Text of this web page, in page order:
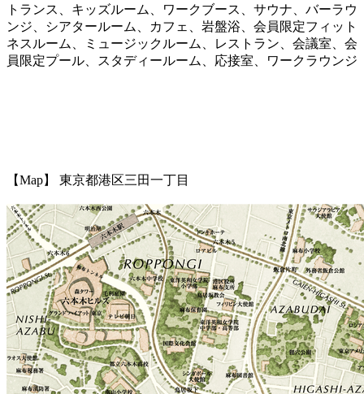
トランス、キッズルーム、ワークブース、サウナ、バーラウ
ンジ、シアタールーム、カフェ、岩盤浴、会員限定フィット
ネスルーム、ミュージックルーム、レストラン、会議室、会
員限定プール、スタディールーム、応接室、ワークラウンジ
【Map】 東京都港区三田一丁目